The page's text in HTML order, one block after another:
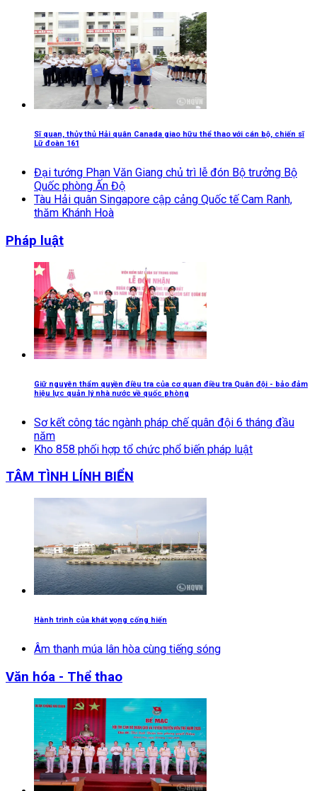
Sĩ quan, thủy thủ Hải quân Canada giao hữu thể thao với cán bộ, chiến sĩ
Lữ đoàn 161
Đại tướng Phan Văn Giang chủ trì lễ đón Bộ trưởng Bộ
Quốc phòng Ấn Độ
Tàu Hải quân Singapore cập cảng Quốc tế Cam Ranh,
thăm Khánh Hoà
Pháp luật
Giữ nguyên thẩm quyền điều tra của cơ quan điều tra Quân đội - bảo đảm
hiệu lực quản lý nhà nước về quốc phòng
Sơ kết công tác ngành pháp chế quân đội 6 tháng đầu
năm
Kho 858 phối hợp tổ chức phổ biến pháp luật
TÂM TÌNH LÍNH BIỂN
Hành trình của khát vọng cống hiến
Âm thanh múa lân hòa cùng tiếng sóng
Văn hóa - Thể thao